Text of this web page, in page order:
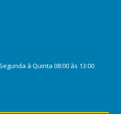
à Quinta 08:00 às 13:00